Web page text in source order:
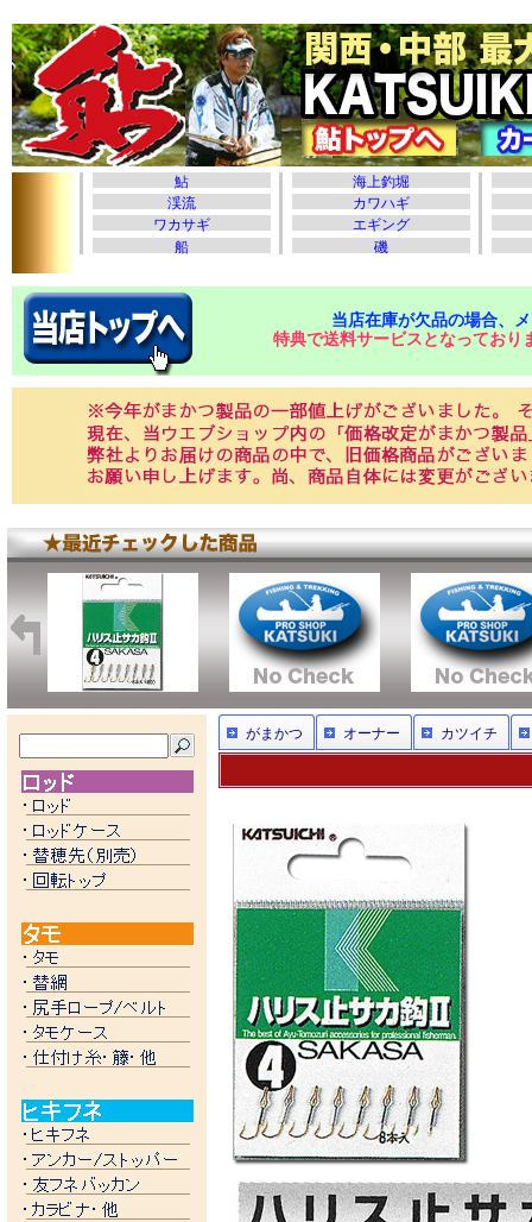
当店在庫が欠品の場合、
特典で送料サービスとなっており
がまかつ オーナー カツイチ